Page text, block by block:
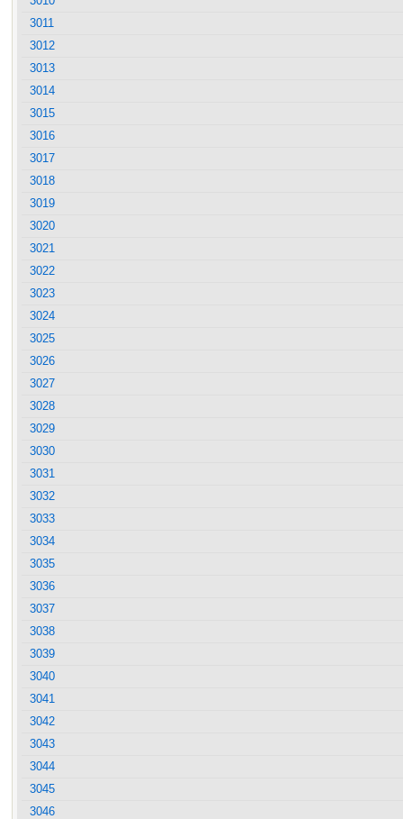
3011
3012
3013
3014
3015
3016
3017
3018
3019
3020
3021
3022
3023
3024
3025
3026
3027
3028
3029
3030
3031
3032
3033
3034
3035
3036
3037
3038
3039
3040
3041
3042
3043
3044
3045
3046